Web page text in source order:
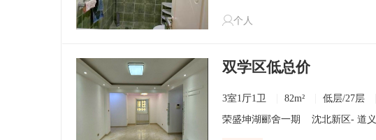
个人
双学区低总价
3室1厅1卫 82m² 低层/27层
荣盛坤湖郦舍一期
沈北新区- 道义